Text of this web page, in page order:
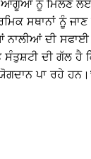
ਆਗੂਆਂ ਨੂੰ ਮਿਲਣ
ਸਥਾਨਾਂ ਨੂੰ
ਦੀ ਸਫਾਈ
ਦੀ ਗੱਲ ਹੈ
ਪਾ ਰਹੇ